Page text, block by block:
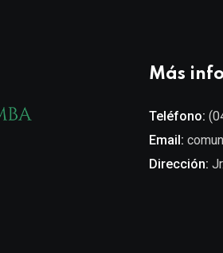
Más
Teléfono:
Email:
Dirección: